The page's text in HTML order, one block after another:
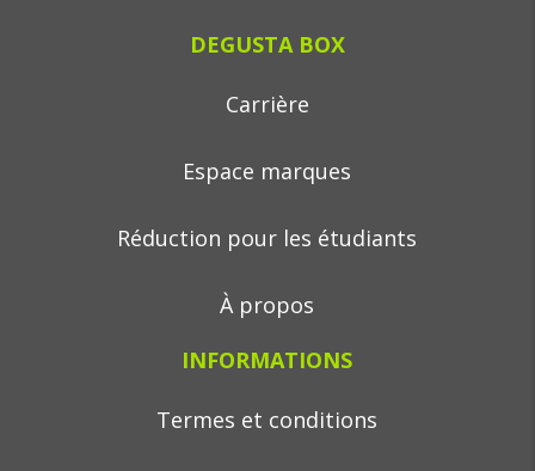
DEGUSTA BOX
Carrière
Espace marques
Réduction pour les étudiants
À propos
INFORMATIONS
Termes et conditions